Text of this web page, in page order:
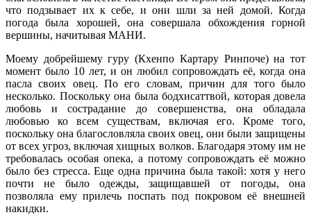
что подзывает их к себе, и они шли за ней домой. Когда
погода была хорошей, она совершала обхождения горной
вершины, начитывая МАНИ.
Моему добрейшему гуру (Кхенпо Картару Ринпоче) на тот
момент было 10 лет, и он любил сопровождать её, когда она
пасла своих овец. По его словам, причин для того было
несколько. Поскольку она была бодхисаттвой, которая довела
любовь и сострадание до совершенства, она обладала
любовью ко всем существам, включая его. Кроме того,
поскольку она благословляла своих овец, они были защищены
от всех угроз, включая хищных волков. Благодаря этому им не
требовалась особая опека, а потому сопровождать её можно
было без стресса. Еще одна причина была такой: хотя у него
почти не было одежды, защищавшей от погоды, она
позволяла ему прилечь поспать под покровом её внешней
накидки.